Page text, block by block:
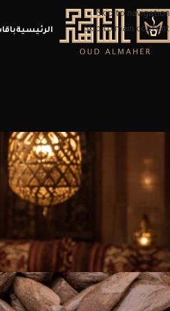
Skip to navigation
Skip to main content
الرئيسية
الرئيسية/ منتجات تحت الوسم “بخور